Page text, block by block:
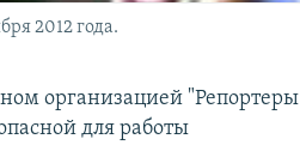
2012 года.
организацией "Репортеры
для работы